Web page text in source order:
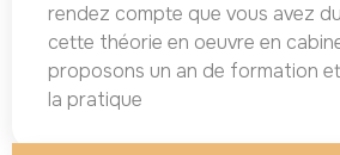
rendez compte que vous avez
cette théorie en oeuvre en
proposons un an de formation
la pratique